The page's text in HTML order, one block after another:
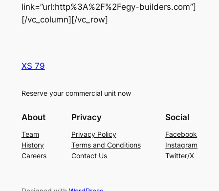
link=”url:http%3A%2F%2Fegy-builders.com”]
[/vc_column][/vc_row]
XS 79
Reserve your commercial unit now
About
Team
History
Careers
Privacy
Privacy Policy
Terms and Conditions
Contact Us
Social
Facebook
Instagram
Twitter/X